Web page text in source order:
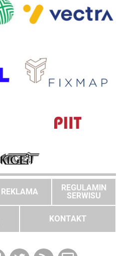
REKLAMA
REGULAMIN
SERWISU
KONTAKT